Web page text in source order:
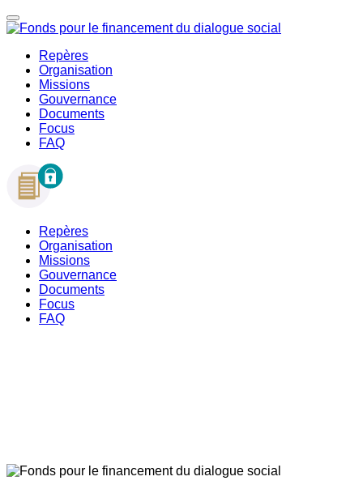
Repères
Organisation
Missions
Gouvernance
Documents
Focus
FAQ
Repères
Organisation
Missions
Gouvernance
Documents
Focus
FAQ